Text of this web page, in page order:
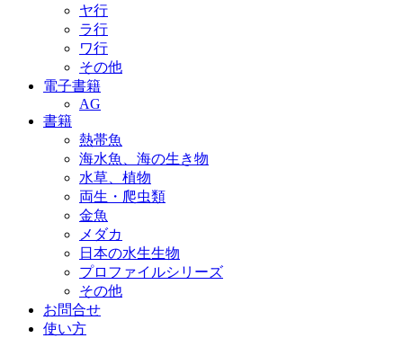
ヤ行
ラ行
ワ行
その他
電子書籍
AG
書籍
熱帯魚
海水魚、海の生き物
水草、植物
両生・爬虫類
金魚
メダカ
日本の水生生物
プロファイルシリーズ
その他
お問合せ
使い方